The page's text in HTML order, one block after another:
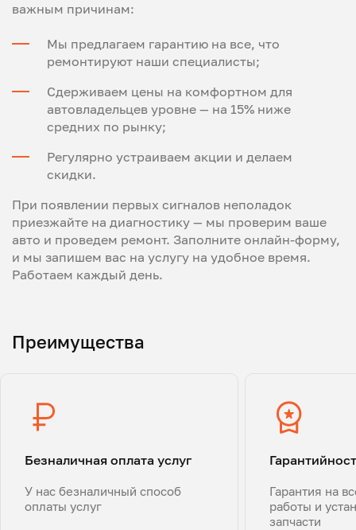
важным причинам:
Мы предлагаем гарантию на все, что
ремонтируют наши специалисты;
Сдерживаем цены на комфортном для
автовладельцев уровне — на 15% ниже
средних по рынку;
Регулярно устраиваем акции и делаем
скидки.
При появлении первых сигналов неполадок
приезжайте на диагностику — мы проверим ваше
авто и проведем ремонт. Заполните онлайн-форму,
и мы запишем вас на услугу на удобное время.
Работаем каждый день.
Преимущества
Безналичная оплата услуг
У нас безналичный способ
оплаты услуг
Гарантия на
работы и
запчасти